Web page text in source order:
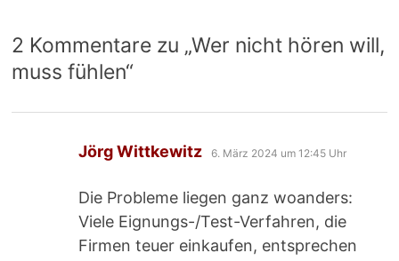
2 Kommentare zu „Wer nicht hören will,
muss fühlen“
Jörg Wittkewitz sagt:
6. März 2024 um 12:45 Uhr
Die Probleme liegen ganz woanders:
Viele Eignungs-/Test-Verfahren, die
Firmen teuer einkaufen, entsprechen